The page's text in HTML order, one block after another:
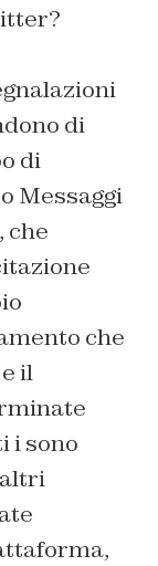
di
di
Messaggi
che
che
il
i sono